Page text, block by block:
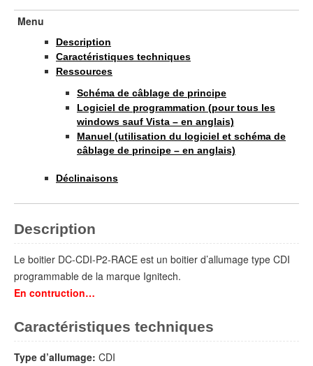
Menu
Description
Caractéristiques techniques
Ressources
Schéma de câblage de principe
Logiciel de programmation (pour tous les
windows sauf Vista – en anglais)
Manuel (utilisation du logiciel et schéma de
câblage de principe – en anglais)
Déclinaisons
Description
Le boitier DC-CDI-P2-RACE est un boitier d’allumage type CDI
programmable de la marque Ignitech.
En contruction…
Caractéristiques techniques
Type d’allumage: CDI